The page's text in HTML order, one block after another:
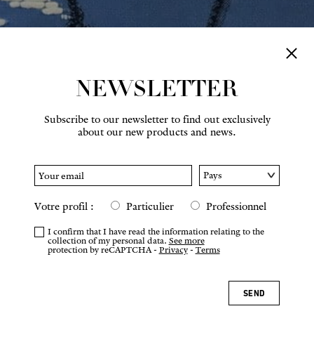
NEWSLETTER
Subscribe to our newsletter to find out exclusively
about our new products and news.
Votre profil : Particulier Professionnel
I confirm that I have read the information relating to the
collection of my personal data. See more
protection by reCAPTCHA - Privacy- Terms
SEND